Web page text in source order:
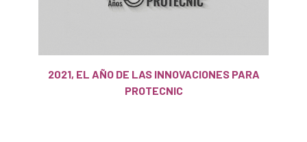
2021, EL AÑO DE LAS INNOVACIONES PARA
PROTECNIC